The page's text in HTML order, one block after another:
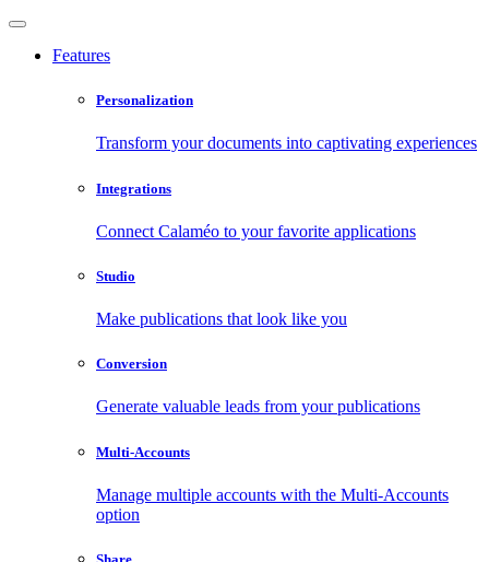
Features
Personalization
Transform your documents into captivating experiences
Integrations
Connect Calaméo to your favorite applications
Studio
Make publications that look like you
Conversion
Generate valuable leads from your publications
Multi-Accounts
Manage multiple accounts with the Multi-Accounts
option